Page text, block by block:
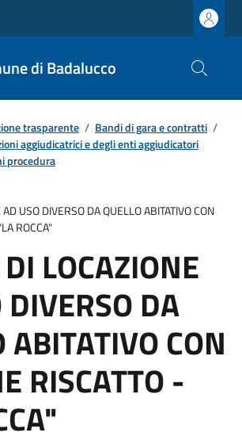
di Badalucco
trasparente / Bandi di gara e contratti /
aggiudicatrici e degli enti aggiudicatori
procedura
USO DIVERSO DA QUELLO ABITATIVO CON
ROCCA"
LOCAZIONE
DA
ABITATIVO CON
RISCATTO -